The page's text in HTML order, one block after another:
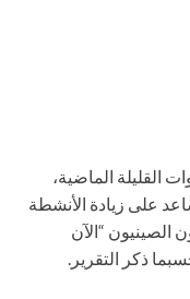
القليلة الماضية،
على زيادة الأنشطة
الصينيون “الآن
ذكر التقرير.